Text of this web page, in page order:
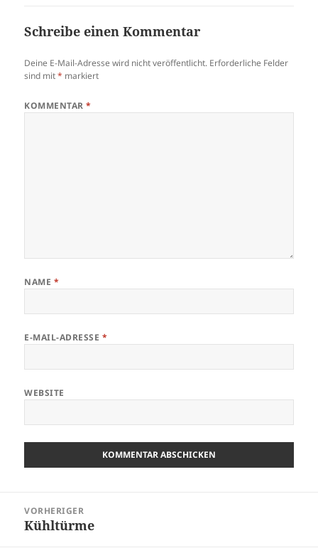
Schreibe einen Kommentar
Deine E-Mail-Adresse wird nicht veröffentlicht. Erforderliche Felder
sind mit* markiert
KOMMENTAR*
NAME *
E-MAIL-ADRESSE *
WEBSITE
VORHERIGER
Vorheriger
Kühltürme